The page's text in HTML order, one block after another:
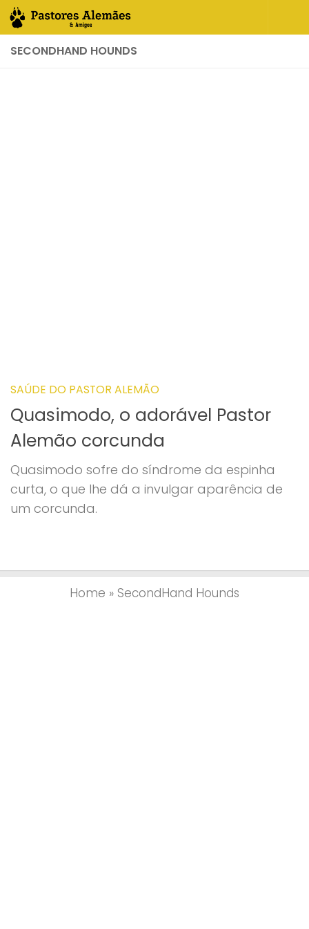
Skip to content
SECONDHAND HOUNDS
SAÚDE DO PASTOR ALEMÃO
Quasimodo, o adorável Pastor
Alemão corcunda
Quasimodo sofre do síndrome da espinha
curta, o que lhe dá a invulgar aparência de
um corcunda.
Home » SecondHand Hounds